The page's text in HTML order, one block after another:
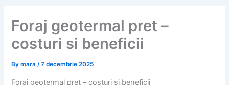
Foraj geotermal pret –
costuri si beneficii
Bymara/7 decembrie 2025
Foraj geotermal pret – costuri si beneficii